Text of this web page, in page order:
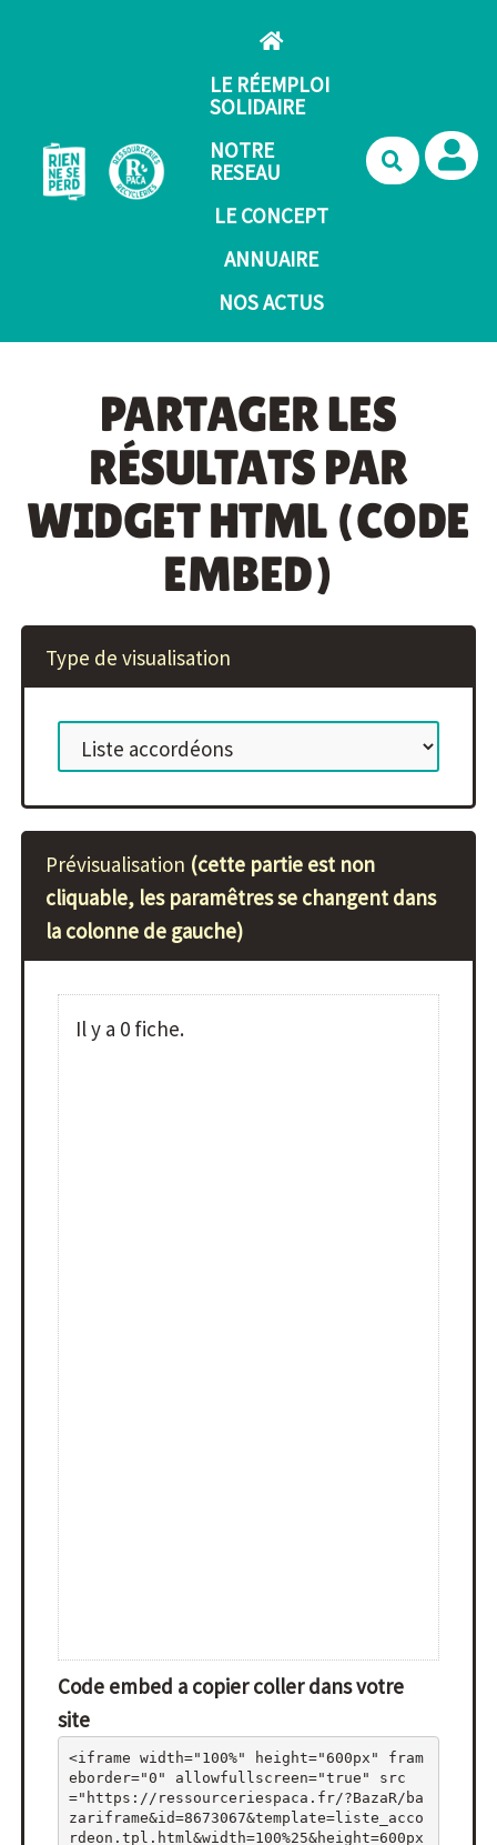
LE RÉEMPLOI
SOLIDAIRE
NOTRE
RESEAU
LE CONCEPT
ANNUAIRE
NOS ACTUS
PARTAGER LES
RÉSULTATS PAR
WIDGET HTML (CODE
EMBED)
Type de visualisation
Prévisualisation (cette partie est non
cliquable, les paramêtres se changent dans
la colonne de gauche)
Code embed a copier coller dans votre
site
<iframe width="100%" height="600px" fram
eborder="0" allowfullscreen="true" src
="https://ressourceriespaca.fr/?BazaR/ba
zariframe&id=8673067&template=liste_acco
rdeon.tpl.html&width=100%25&height=600px